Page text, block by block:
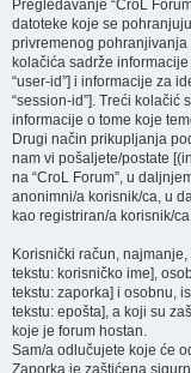
Pregledavanje “CroL
datoteke koje se
privremenog pohranjivanja
kolačića sadrže
“user-id”] i informacije za
“session-id”]. Treći
informacije o tome koje
Drugi način prikupljanja
nam vi pošaljete/postate
na “CroL Forum”, u
anonimni/a korisnik/ca, u
kao registriran/a korisnik/
Korisnički račun,
tekstu: korisničko ime],
tekstu: zaporka] i osobnu,
tekstu: epošta], a koji su
koje je forum hostan.
Sam/a odlučujete koje će
Zaporka je zaštićena